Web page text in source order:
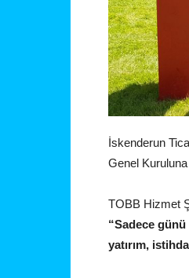
İskenderun
Genel Kuruluna
TOBB Hizmet
“Sadece
yatırım,